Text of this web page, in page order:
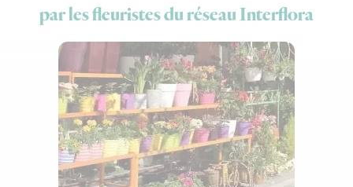
par les fleuristes du réseau Interflora